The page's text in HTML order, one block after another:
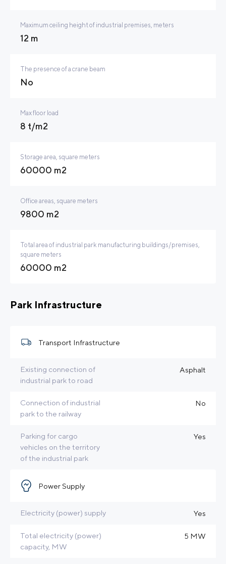
Maximum ceiling height of industrial premises, meters
12 m
The presence of a crane beam
No
Max floor load
8 t/m2
Storage area, square meters
60000 m2
Office areas, square meters
9800 m2
Total area of industrial park manufacturing buildings/premises,
square meters
60000 m2
Park Infrastructure
Transport Infrastructure
Existing connection of
industrial park to road
Asphalt
Connection of industrial
park to the railway
No
Parking for cargo
vehicles on the territory
of the industrial park
Yes
Power Supply
Electricity (power) supply Yes
Total electricity (power)
capacity, MW
5 MW